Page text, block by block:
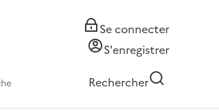
Se connecter
S'enregistrer
Rechercher